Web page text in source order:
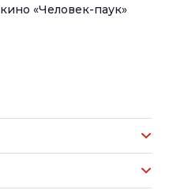
кино «Человек-паук»